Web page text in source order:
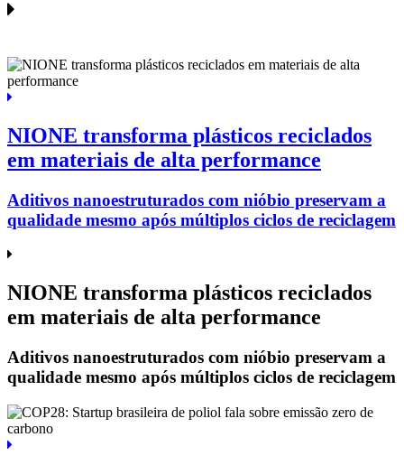
NIONE transforma plásticos reciclados
em materiais de alta performance
Aditivos nanoestruturados com nióbio preservam a
qualidade mesmo após múltiplos ciclos de reciclagem
NIONE transforma plásticos reciclados
em materiais de alta performance
Aditivos nanoestruturados com nióbio preservam a
qualidade mesmo após múltiplos ciclos de reciclagem